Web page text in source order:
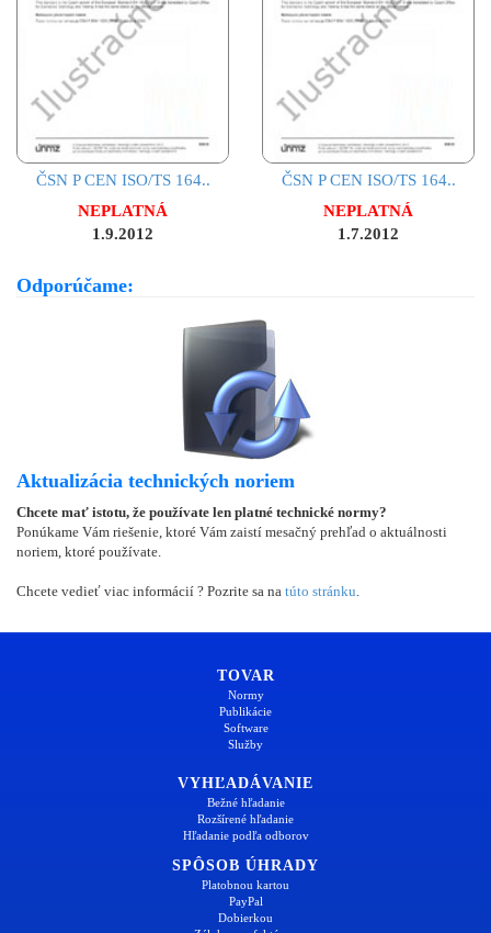
ČSN P CEN ISO/TS 164..
NEPLATNÁ
1.9.2012
ČSN P CEN ISO/TS 164..
NEPLATNÁ
1.7.2012
Odporúčame:
Aktualizácia technických noriem
Chcete mať istotu, že používate len platné technické normy?
Ponúkame Vám riešenie, ktoré Vám zaistí mesačný prehľad o aktuálnosti
noriem, ktoré používate.
Chcete vedieť viac informácií ? Pozrite sa na túto stránku
TOVAR
Normy
Publikácie
Software
Služby
VYHĽADÁVANIE
Bežné hľadanie
Rozšírené hľadanie
Hľadanie podľa odborov
SPÔSOB ÚHRADY
Platobnou kartou
PayPal
Dobierkou